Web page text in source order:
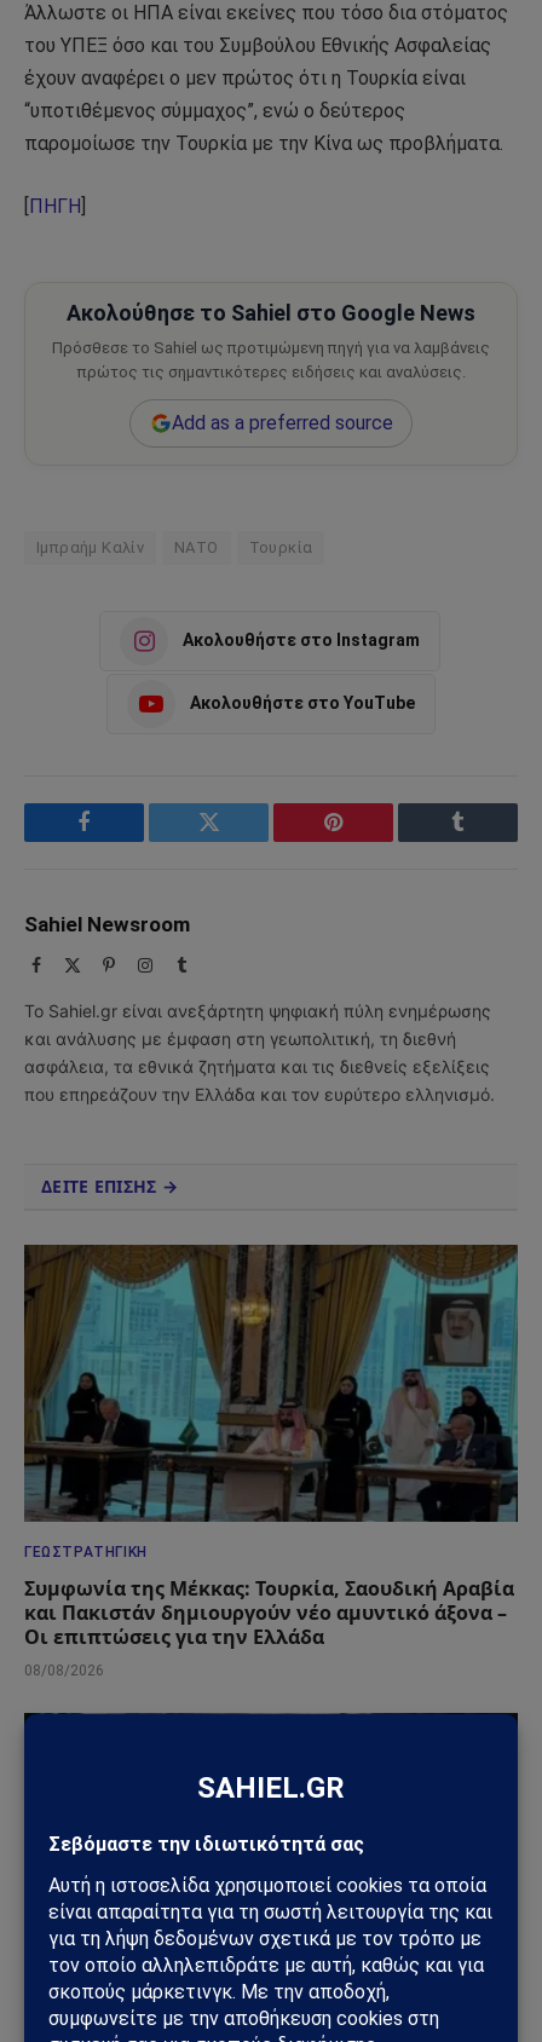
Άλλωστε οι ΗΠΑ είναι εκείνες που τόσο δια στόματος
του ΥΠΕΞ όσο και του Συμβούλου Εθνικής Ασφαλείας
έχουν αναφέρει ο μεν πρώτος ότι η Τουρκία είναι
“υποτιθέμενος σύμμαχος”, ενώ ο δεύτερος
παρομοίωσε την Τουρκία με την Κίνα ως προβλήματα.
ΠΗΓΗ
Ακολούθησε το Sahiel στο Google News
Πρόσθεσε το Sahiel ως προτιμώμενη πηγή για να λαμβάνεις
πρώτος τις σημαντικότερες ειδήσεις και αναλύσεις.
Add as a preferred source
Ιμπραήμ Καλίν ΝΑΤΟ Τουρκία
Ακολουθήστε στο Instagram
Ακολουθήστε στο YouTube
Facebook Twitter Pinterest Tumblr
Sahiel Newsroom
Facebook PinterestInstagram
Tumblr
Το Sahiel.gr είναι ανεξάρτητη ψηφιακή πύλη ενημέρωσης
και ανάλυσης με έμφαση στη γεωπολιτική, τη διεθνή
ασφάλεια, τα εθνικά ζητήματα και τις διεθνείς εξελίξεις
που επηρεάζουν την Ελλάδα και τον ευρύτερο ελληνισμό.
ΔΕΙΤΕ ΕΠΙΣΗΣ →
ΓΕΩΣΤΡΑΤΗΓΙΚΉ
Συμφωνία της Μέκκας: Τουρκία, Σαουδική Αραβία
και Πακιστάν δημιουργούν νέο αμυντικό άξονα –
Οι επιπτώσεις για την Ελλάδα
08/08/2026
ΑΠΌΨΕΙΣ